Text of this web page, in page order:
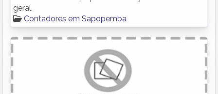
geral.
Contadores em Sapopemba